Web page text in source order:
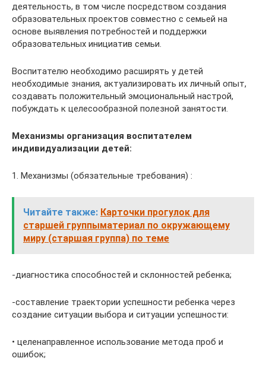
деятельность, в том числе посредством создания
образовательных проектов совместно с семьей на
основе выявления потребностей и поддержки
образовательных инициатив семьи.
Воспитателю необходимо расширять у детей
необходимые знания, актуализировать их личный опыт,
создавать положительный эмоциональный настрой,
побуждать к целесообразной полезной занятости.
Механизмы организация воспитателем
индивидуализации детей:
1. Механизмы (обязательные требования) :
Читайте также: Карточки прогулок для
старшей группыматериал по окружающему
миру (старшая группа) по теме
-диагностика способностей и склонностей ребенка;
-составление траектории успешности ребенка через
создание ситуации выбора и ситуации успешности:
• целенаправленное использование метода проб и
ошибок;